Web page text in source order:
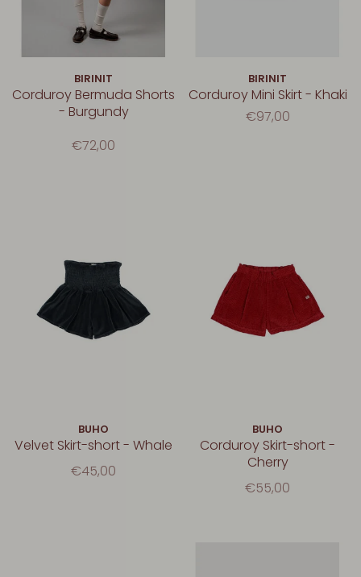
BIRINIT
Corduroy Bermuda Shorts
- Burgundy
€72,00
BIRINIT
Corduroy Mini Skirt - Khaki
€97,00
BUHO
Velvet Skirt-short - Whale
€45,00
BUHO
Corduroy Skirt-short -
Cherry
€55,00